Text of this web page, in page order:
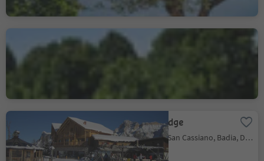
Almgasthof am
Rinderplatz
Las Vegas Lodge
San Cassiano/San Cassiano, Badia, Dolomites Region Alta Badia